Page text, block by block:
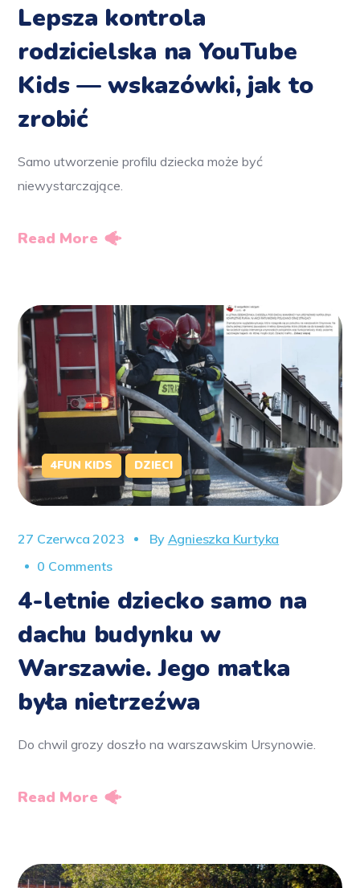
Lepsza kontrola
rodzicielska na YouTube
Kids — wskazówki, jak to
zrobić
Samo utworzenie profilu dziecka może być
niewystarczające.
Read More
4FUN KIDS DZIECI
27 Czerwca 2023 By Agnieszka Kurtyka
0 Comments
4-letnie dziecko samo na
dachu budynku w
Warszawie. Jego matka
była nietrzeźwa
Do chwil grozy doszło na warszawskim Ursynowie.
Read More